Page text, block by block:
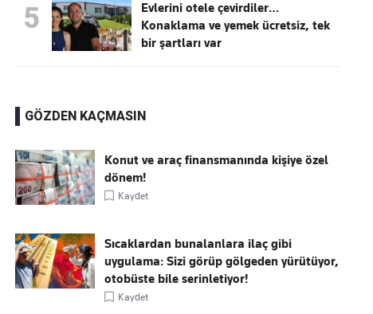
5
Evlerini otele çevirdiler…
Konaklama ve yemek ücretsiz, tek
bir şartları var
GÖZDEN KAÇMASIN
Konut ve araç finansmanında kişiye özel
dönem!
Kaydet
Sıcaklardan bunalanlara ilaç gibi
uygulama: Sizi görüp gölgeden yürütüyor,
otobüste bile serinletiyor!
Kaydet